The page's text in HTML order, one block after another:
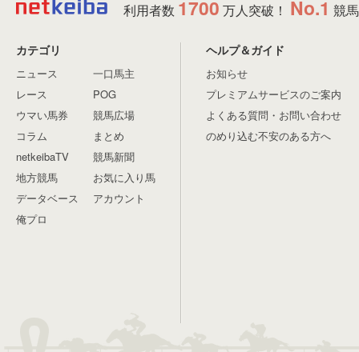
利用者数 1700 万人突破！ No.1 競
カテゴリ
ニュース
レース
ウマい馬券
コラム
netkeibaTV
地方競馬
データベース
俺プロ
一口馬主
POG
競馬広場
まとめ
競馬新聞
お気に入り馬
アカウント
ヘルプ＆ガイド
お知らせ
プレミアムサービスのご案内
よくある質問・お問い合わせ
のめり込む不安のある方へ